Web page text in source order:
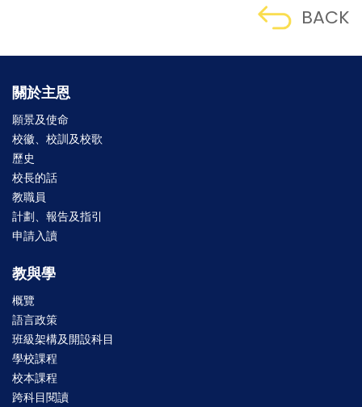
BACK
關於主恩
願景及使命
校徽、校訓及校歌
歷史
校長的話
教職員
計劃、報告及指引
申請入讀
教與學
概覽
語言政策
班級架構及開設科目
學校課程
校本課程
跨科目閱讀